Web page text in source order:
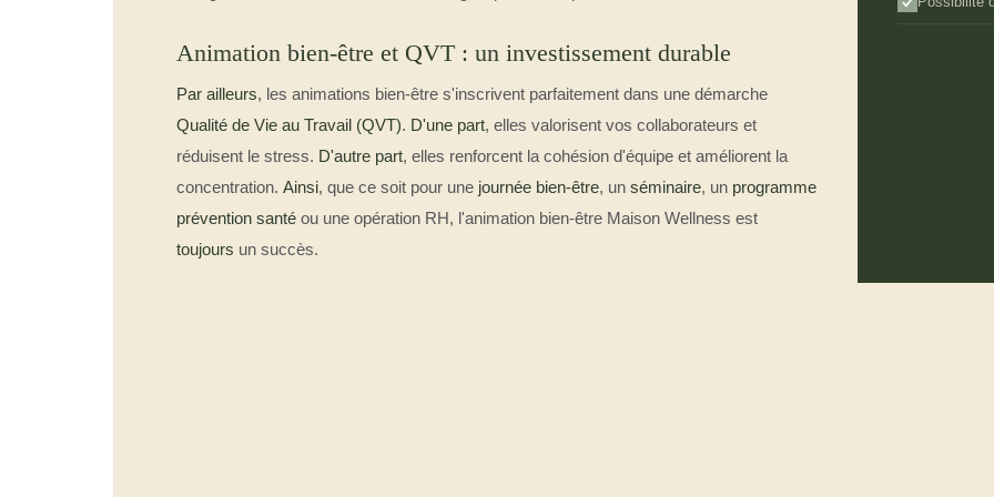
Animation bien-être et QVT : un investissement durable
Par ailleurs, les animations bien-être s'inscrivent parfaitement dans une démarche
Qualité de Vie au Travail (QVT). D'une part, elles valorisent vos collaborateurs et
réduisent le stress. D'autre part, elles renforcent la cohésion d'équipe et améliorent la
concentration. Ainsi, que ce soit pour une journée bien-être, un séminaire, un programme
prévention santé ou une opération RH, l'animation bien-être Maison Wellness est
toujours un succès.